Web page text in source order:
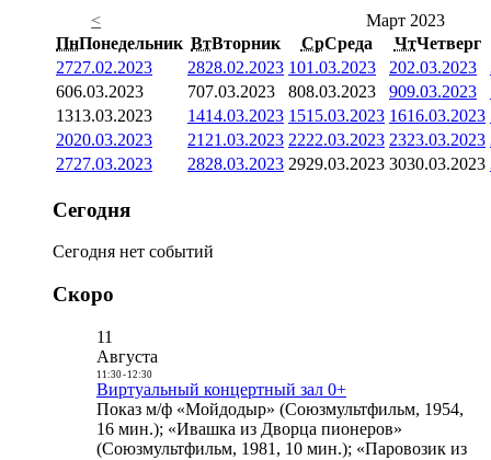
<
Март 2023
ПнПонедельник ВтВторник СрСреда ЧтЧетверг
2727.02.2023 2828.02.2023 101.03.2023 202.03.2023
606.03.2023 707.03.2023 808.03.2023 909.03.2023
1313.03.2023 1414.03.2023 1515.03.2023 1616.03.2023
2020.03.2023 21 21.03.2023 2222.03.2023 2323.03.2023
2727.03.2023 2828.03.2023 2929.03.2023 3030.03.2023
Сегодня
Сегодня нет событий
Скоро
11
Августа
11:30- 12:30
Виртуальный концертный зал 0+
Показ м/ф «Мойдодыр» (Союзмультфильм, 1954,
16 мин.); «Ивашка из Дворца пионеров»
(Союзмультфильм, 1981, 10 мин.); «Паровозик из